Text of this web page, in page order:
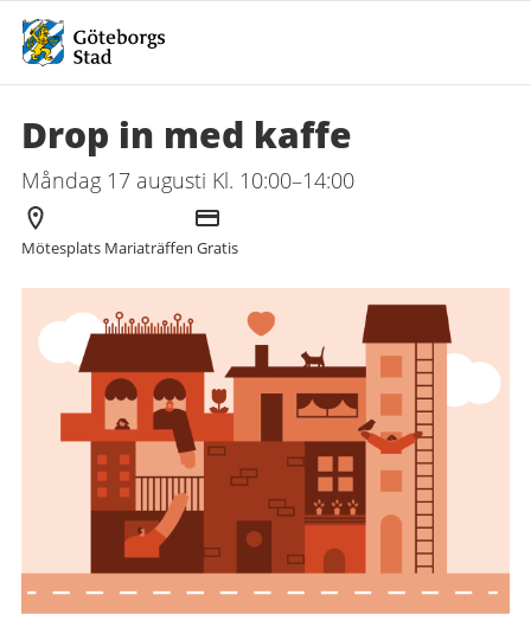
Drop in med kaffe
Måndag 17 augusti Kl. 10:00–14:00
Arrangör
Mötesplats Mariaträffen
Kostnad
Gratis